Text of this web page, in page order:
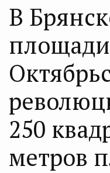
В
площади
250
метров